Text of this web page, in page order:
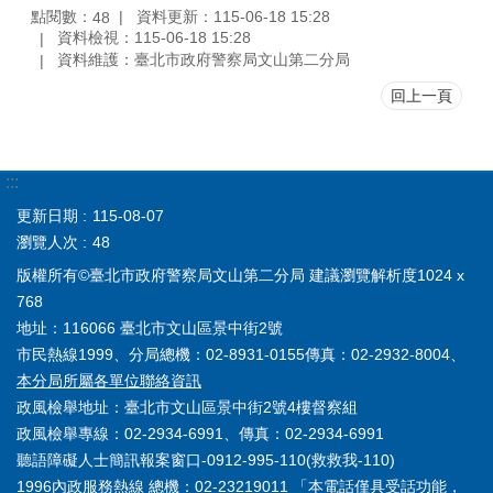
點閱數： 48
資料更新：115-06-18 15:28
資料檢視：115-06-18 15:28
資料維護：臺北市政府警察局文山第二分局
回上一頁
:::
更新日期
115-08-07
瀏覽人次
48
版權所有©臺北市政府警察局文山第二分局 建議瀏覽解析度1024 x
768
地址：116066 臺北市文山區景中街2號
市民熱線1999、分局總機：02-8931-0155傳真：02-2932-8004、
本分局所屬各單位聯絡資訊
政風檢舉地址：臺北市文山區景中街2號4樓督察組
政風檢舉專線：02-2934-6991、傳真：02-2934-6991
聽語障礙人士簡訊報案窗口-0912-995-110(救救我-110)
1996內政服務熱線 總機：02-23219011 「本電話僅具受話功能，